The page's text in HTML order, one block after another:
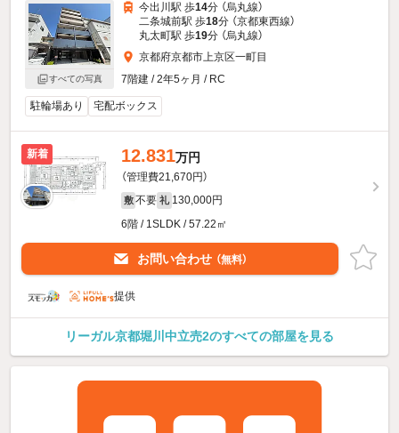
すべての写真
今出川駅 歩14分 （烏丸線）
二条城前駅 歩18分 （京都東西線）
丸太町駅 歩19分 （烏丸線）
京都府京都市上京区一町目
7階建 / 2年5ヶ月 / RC
駐輪場あり 宅配ボックス
新着 12.831万円
（管理費21,670円）
敷 不要 礼 130,000円
6階 / 1SLDK / 57.22㎡
お問い合わせ （無料）
提供
リーガル京都堀川中立売2のすべての部屋を見る